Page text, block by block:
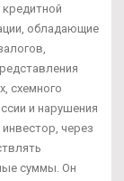
обладающие
схемного
и нарушения
через
суммы. Он